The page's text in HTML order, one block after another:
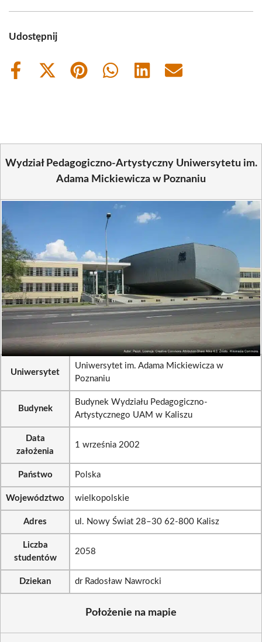
Udostępnij
Share
Share
Share
Share
Share
Share
Wydział Pedagogiczno-Artystyczny Uniwersytetu im.
Adama Mickiewicza w Poznaniu
Uniwersytet
Uniwersytet im. Adama Mickiewicza w
Poznaniu
Budynek
Budynek Wydziału Pedagogiczno-
Artystycznego UAM w Kaliszu
Data
założenia
1 września 2002
Państwo Polska
Województwo wielkopolskie
Adres ul. Nowy Świat 28–30 62-800 Kalisz
Liczba
studentów
2058
Dziekan dr Radosław Nawrocki
Położenie na mapie